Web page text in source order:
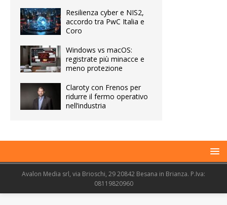
Resilienza cyber e NIS2,
accordo tra PwC Italia e
Coro
Windows vs macOS:
registrate più minacce e
meno protezione
Claroty con Frenos per
ridurre il fermo operativo
nell’industria
Avalon Media srl, via Brioschi, 29 20842 Besana in Brianza. P.Iva:
08119820960